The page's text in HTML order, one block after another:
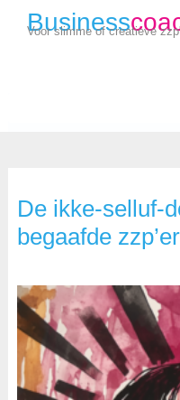
Business
Voor slimme of creatieve
De ikke-selluf-
begaafde